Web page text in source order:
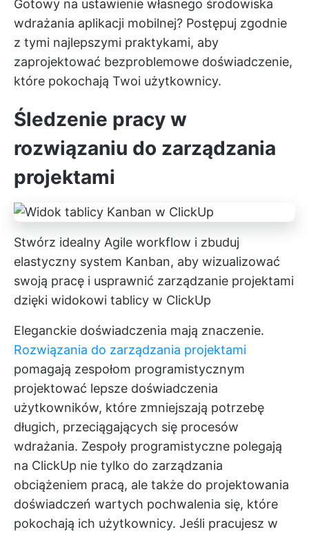
Gotowy na ustawienie własnego środowiska
wdrażania aplikacji mobilnej? Postępuj zgodnie
z tymi najlepszymi praktykami, aby
zaprojektować bezproblemowe doświadczenie,
które pokochają Twoi użytkownicy.
Śledzenie pracy w
rozwiązaniu do zarządzania
projektami
Stwórz idealny Agile workflow i zbuduj
elastyczny system Kanban, aby wizualizować
swoją pracę i usprawnić zarządzanie projektami
dzięki widokowi tablicy w ClickUp
Eleganckie doświadczenia mają znaczenie.
Rozwiązania do zarządzania projektami
pomagają zespołom programistycznym
projektować lepsze doświadczenia
użytkowników, które zmniejszają potrzebę
długich, przeciągających się procesów
wdrażania. Zespoły programistyczne polegają
na ClickUp nie tylko do zarządzania
obciążeniem pracą, ale także do projektowania
doświadczeń wartych pochwalenia się, które
pokochają ich użytkownicy. Jeśli pracujesz w